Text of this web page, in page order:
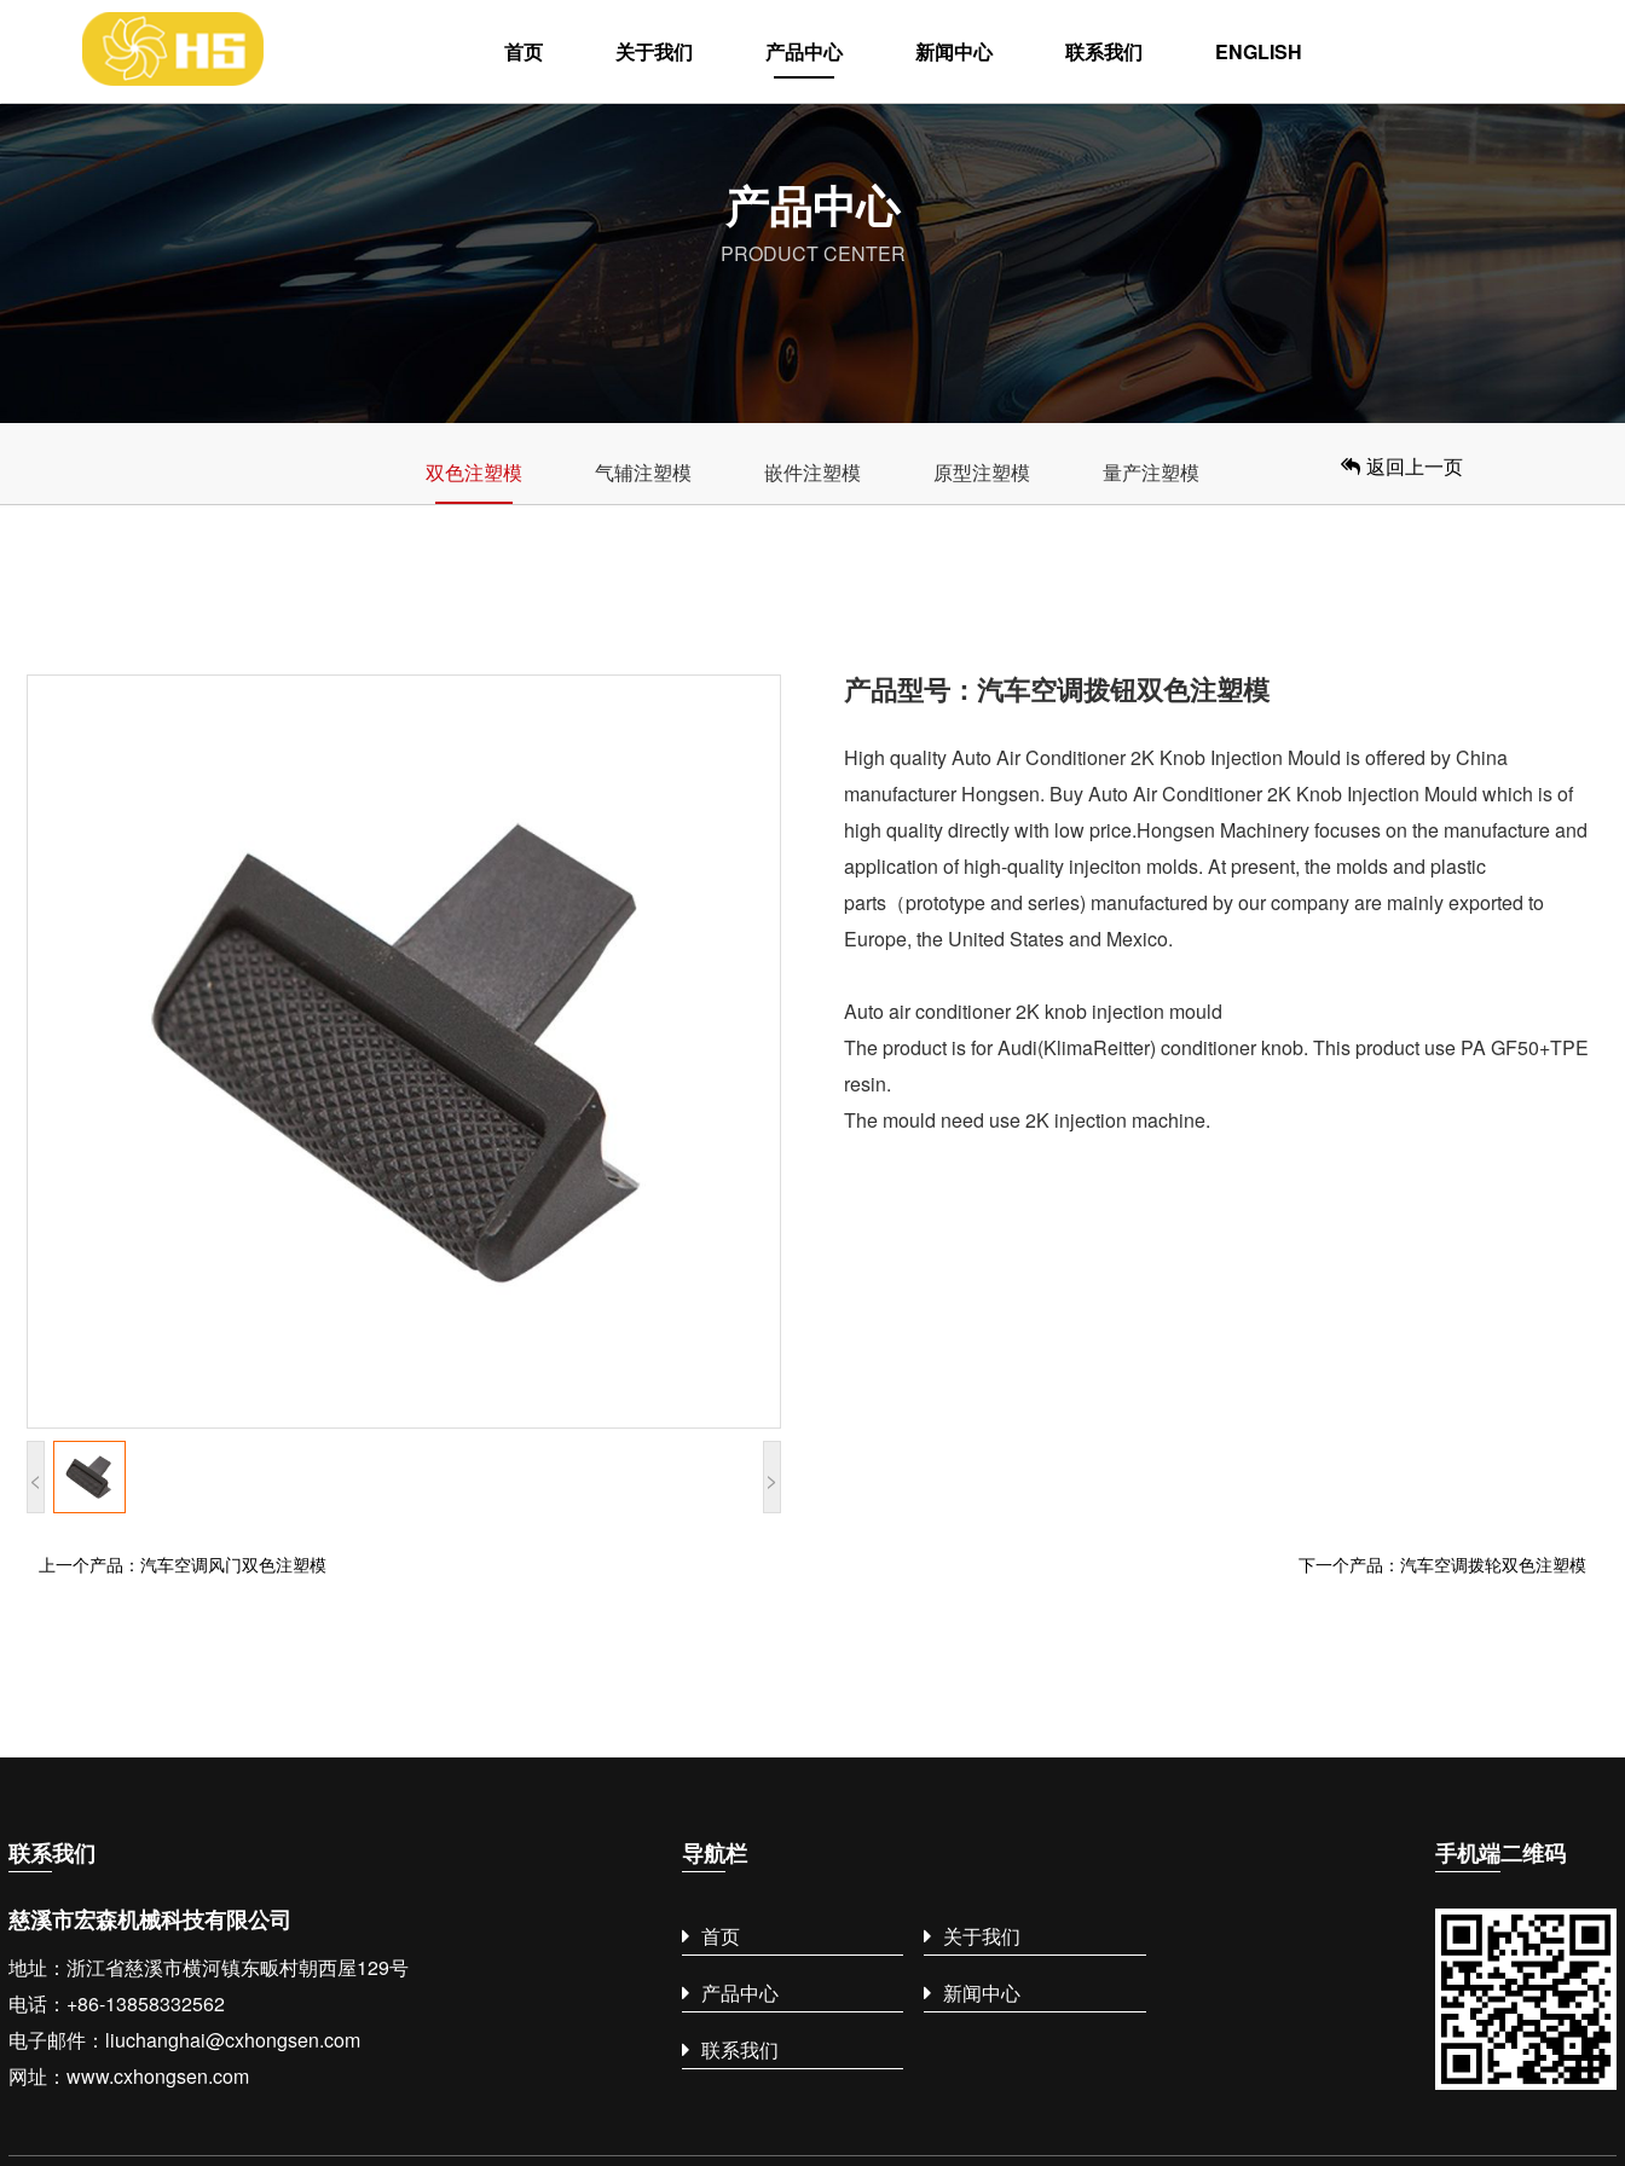
首页 关于我们 产品中心 新闻中心 联系我们 ENGLISH
产品中心
PRODUCT CENTER
双色注塑模 气辅注塑模 嵌件注塑模 原型注塑模 量产注塑模 返回上一页
< >
产品型号：汽车空调拨钮双色注塑模
High quality Auto Air Conditioner 2K Knob Injection Mould is offered by China
manufacturer Hongsen. Buy Auto Air Conditioner 2K Knob Injection Mould which is of
high quality directly with low price.Hongsen Machinery focuses on the manufacture and
application of high-quality injeciton molds. At present, the molds and plastic
parts（prototype and series) manufactured by our company are mainly exported to
Europe, the United States and Mexico.
Auto air conditioner 2K knob injection mould
The product is for Audi(KlimaReitter) conditioner knob. This product use PA GF50+TPE
resin.
The mould need use 2K injection machine.
上一个产品： 汽车空调风门双色注塑模 下一个产品： 汽车空调拨轮双色注塑模
联系我们
慈溪市宏森机械科技有限公司
地址：浙江省慈溪市横河镇东畈村朝西屋129号
电话：+86-13858332562
电子邮件：liuchanghai@cxhongsen.com
网址：www.cxhongsen.com
导航栏
首页 关于我们
产品中心 新闻中心
联系我们
手机端二维码